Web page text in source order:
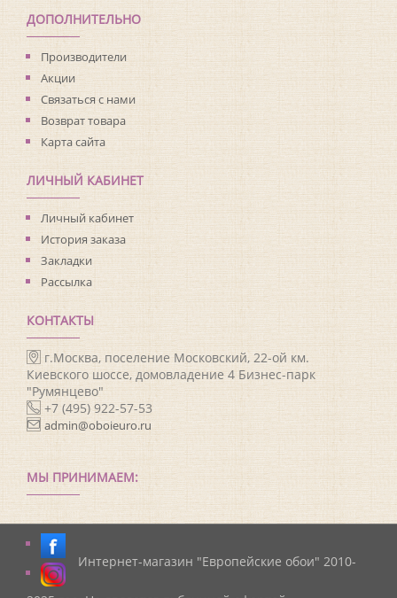
ДОПОЛНИТЕЛЬНО
Производители
Акции
Связаться с нами
Возврат товара
Карта сайта
ЛИЧНЫЙ КАБИНЕТ
Личный кабинет
История заказа
Закладки
Рассылка
КОНТАКТЫ
г.Москва, поселение Московский, 22-ой км.
Киевского шоссе, домовладение 4 Бизнес-парк
"Румянцево"
+7 (495) 922-57-53
admin@oboieuro.ru
МЫ ПРИНИМАЕМ:
Интернет-магазин "Европейские обои" 2010-